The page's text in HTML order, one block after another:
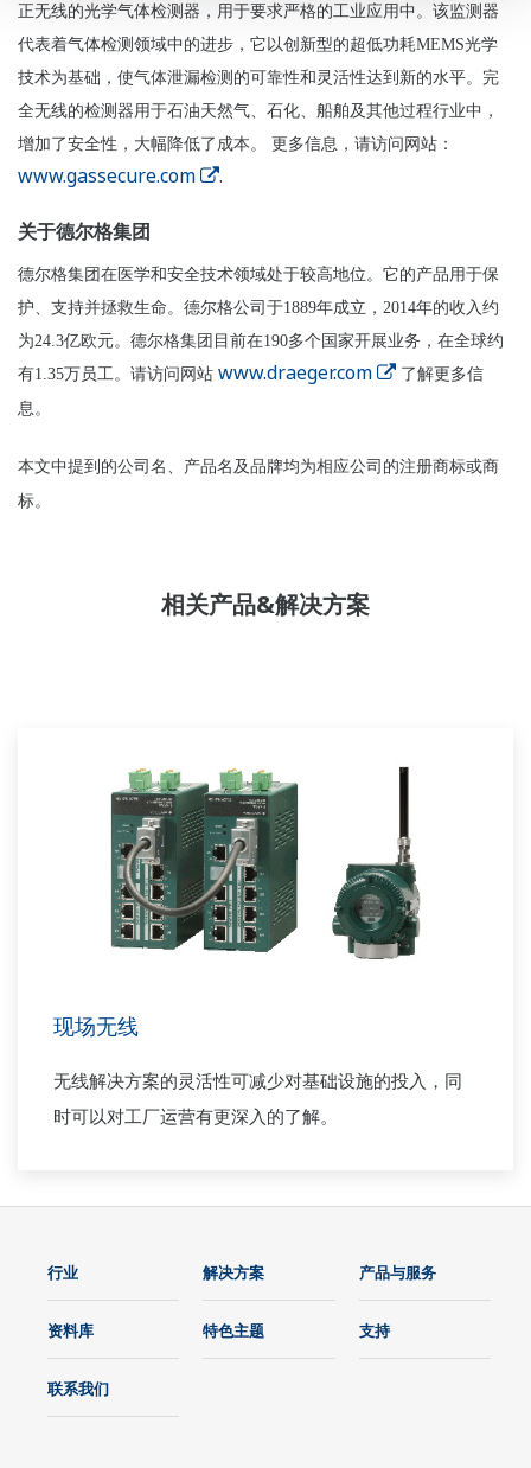
正无线的光学气体检测器，用于要求严格的工业应用中。该监测器
代表着气体检测领域中的进步，它以创新型的超低功耗MEMS光学
技术为基础，使气体泄漏检测的可靠性和灵活性达到新的水平。完
全无线的检测器用于石油天然气、石化、船舶及其他过程行业中，
增加了安全性，大幅降低了成本。 更多信息，请访问网站：
www.gassecure.com .
关于德尔格集团
德尔格集团在医学和安全技术领域处于较高地位。它的产品用于保
护、支持并拯救生命。德尔格公司于1889年成立，2014年的收入约
为24.3亿欧元。德尔格集团目前在190多个国家开展业务，在全球约
有1.35万员工。请访问网站 www.draeger.com
了解更多信
息。
本文中提到的公司名、产品名及品牌均为相应公司的注册商标或商
标。
相关产品&解决方案
现场无线
无线解决方案的灵活性可减少对基础设施的投入，同
时可以对工厂运营有更深入的了解。
行业 解决方案 产品与服务
资料库 特色主题 支持
联系我们